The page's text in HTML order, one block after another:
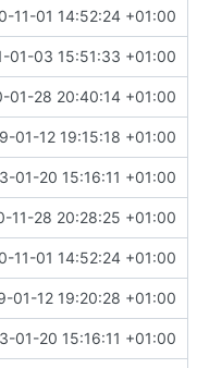
11-01 14:52:24 +01:00
01-03 15:51:33 +01:00
01-28 20:40:14 +01:00
01-12 19:15:18 +01:00
01-20 15:16:11 +01:00
11-28 20:28:25 +01:00
11-01 14:52:24 +01:00
01-12 19:20:28 +01:00
01-20 15:16:11 +01:00